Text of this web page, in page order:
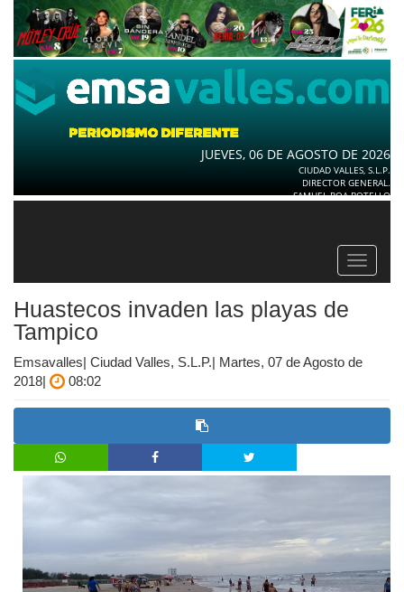
JUEVES, 06 DE AGOSTO DE 2026
CIUDAD VALLES, S.L.P.
DIRECTOR GENERAL.
SAMUEL ROA BOTELLO
Toggle
Huastecos invaden las playas de
Tampico
Emsavalles| Ciudad Valles, S.L.P.| Martes, 07 de Agosto de
2018|
08:02